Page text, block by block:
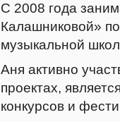
С 2008 года
Калашниковой»
музыкальной
Аня активно
проектах,
конкурсов и